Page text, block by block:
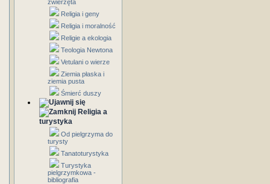
zwierzęta
Religia i geny
Religia i moralność
Religie a ekologia
Teologia Newtona
Vetulani o wierze
Ziemia płaska i
ziemia pusta
Śmierć duszy
Religia a
turystyka
Od pielgrzyma do
turysty
Tanatoturystyka
Turystyka
pielgrzymkowa -
bibliografia